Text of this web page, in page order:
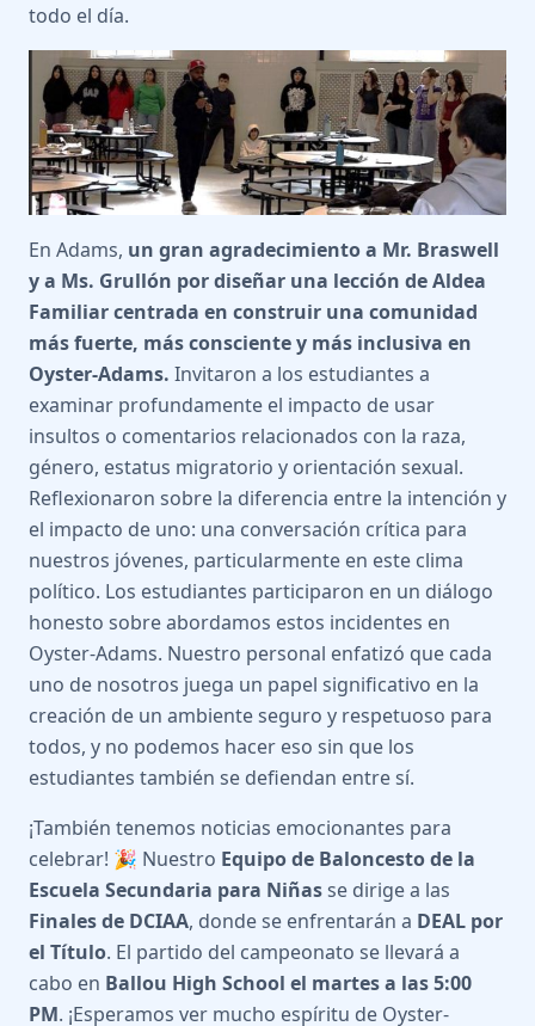
todo el día.
En Adams, un gran agradecimiento a Mr. Braswell
y a Ms. Grullón por diseñar una lección de Aldea
Familiar centrada en construir una comunidad
más fuerte, más consciente y más inclusiva en
Oyster-Adams. Invitaron a los estudiantes a
examinar profundamente el impacto de usar
insultos o comentarios relacionados con la raza,
género, estatus migratorio y orientación sexual.
Reflexionaron sobre la diferencia entre la intención y
el impacto de uno: una conversación crítica para
nuestros jóvenes, particularmente en este clima
político. Los estudiantes participaron en un diálogo
honesto sobre abordamos estos incidentes en
Oyster-Adams. Nuestro personal enfatizó que cada
uno de nosotros juega un papel significativo en la
creación de un ambiente seguro y respetuoso para
todos, y no podemos hacer eso sin que los
estudiantes también se defiendan entre sí.
¡También tenemos noticias emocionantes para
celebrar! 🎉 Nuestro Equipo de Baloncesto de la
Escuela Secundaria para Niñasse dirige a las
Finales de DCIAA, donde se enfrentarán a DEAL por
el Título. El partido del campeonato se llevará a
cabo en Ballou High School el martes a las 5:00
PM. ¡Esperamos ver mucho espíritu de Oyster-